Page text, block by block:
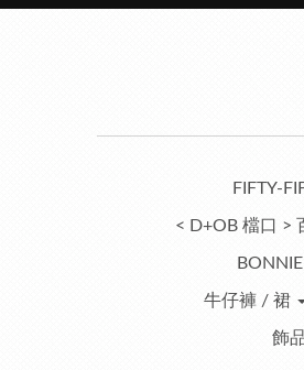
FIFTY-
< D+OB 檔口 >
牛仔褲 / 裙
飾